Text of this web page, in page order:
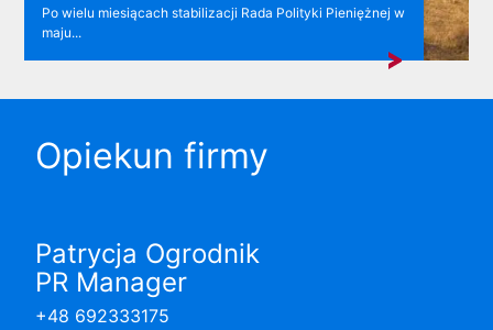
Po wielu miesiącach stabilizacji Rada Polityki Pieniężnej w
maju...
Opiekun firmy
Patrycja Ogrodnik
PR Manager
+48 692333175